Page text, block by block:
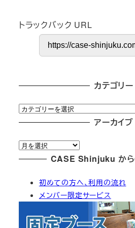
トラックバック URL
カテゴリー
カ
テ
リ
ー
アーカイブ
ア
ー
CASE Shinjuku から
初めての方へ、利用の流れ
メンバー限定サービス